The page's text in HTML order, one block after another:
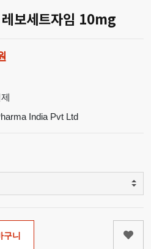
보세트자임 10mg
India Pvt Ltd
구니